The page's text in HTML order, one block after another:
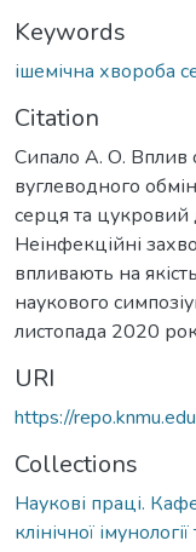
Keywords
ішемічна хвороба
Citation
Сипало А. О. Вплив
вуглеводного
серця та цукровий
Неінфекційні
впливають на
наукового
листопада 2020
URI
https://
Collections
Наукові праці.
клінічної